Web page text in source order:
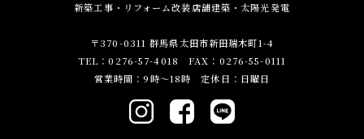
新築工事・リフォーム改装店舗建築・太陽光発電
〒370-0311 群馬県太田市新田瑞木町1-4
TEL：0276-57-4018 FAX：0276-55-0111
営業時間：9時～18時 定休日：日曜日